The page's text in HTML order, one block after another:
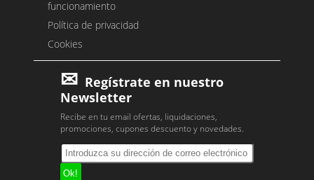
funcionamiento
Política de privacidad
Cookies
Regístrate en nuestro
Newsletter
Recibe en tu email ofertas, liquidaciones,
promociones, cupones descuento y novedades.